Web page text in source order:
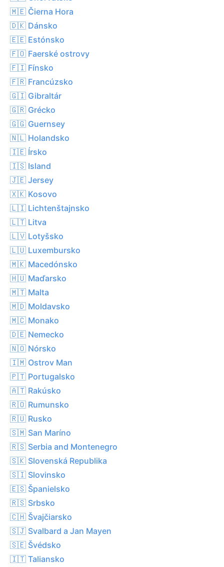
🇲🇪 Čierna Hora
🇩🇰 Dánsko
🇪🇪 Estónsko
🇫🇴 Faerské ostrovy
🇫🇮 Fínsko
🇫🇷 Francúzsko
🇬🇮 Gibraltár
🇬🇷 Grécko
🇬🇬 Guernsey
🇳🇱 Holandsko
🇮🇪 Írsko
🇮🇸 Island
🇯🇪 Jersey
🇽🇰 Kosovo
🇱🇮 Lichtenštajnsko
🇱🇹 Litva
🇱🇻 Lotyšsko
🇱🇺 Luxembursko
🇲🇰 Macedónsko
🇭🇺 Maďarsko
🇲🇹 Malta
🇲🇩 Moldavsko
🇲🇨 Monako
🇩🇪 Nemecko
🇳🇴 Nórsko
🇮🇲 Ostrov Man
🇵🇹 Portugalsko
🇦🇹 Rakúsko
🇷🇴 Rumunsko
🇷🇺 Rusko
🇸🇲 San Maríno
🇷🇸 Serbia and Montenegro
🇸🇰 Slovenská Republika
🇸🇮 Slovinsko
🇪🇸 Španielsko
🇷🇸 Srbsko
🇨🇭 Švajčiarsko
🇸🇯 Svalbard a Jan Mayen
🇸🇪 Švédsko
🇮🇹 Taliansko